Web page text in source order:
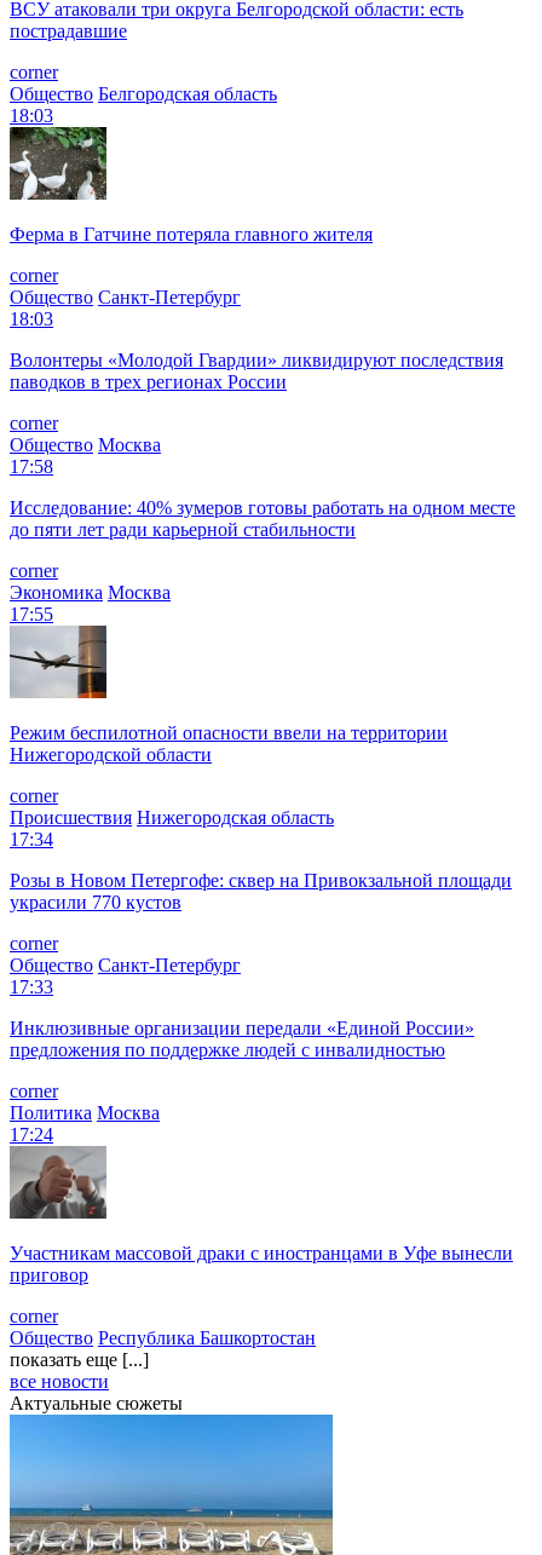
ВСУ атаковали три округа Белгородской области: есть
пострадавшие
corner
Общество Белгородская область
18:03
Ферма в Гатчине потеряла главного жителя
corner
Общество Санкт-Петербург
18:03
Волонтеры «Молодой Гвардии» ликвидируют последствия
паводков в трех регионах России
corner
Общество Москва
17:58
Исследование: 40% зумеров готовы работать на одном месте
до пяти лет ради карьерной стабильности
corner
Экономика Москва
17:55
Режим беспилотной опасности ввели на территории
Нижегородской области
corner
Происшествия Нижегородская область
17:34
Розы в Новом Петергофе: сквер на Привокзальной площади
украсили 770 кустов
corner
Общество Санкт-Петербург
17:33
Инклюзивные организации передали «Единой России»
предложения по поддержке людей с инвалидностью
corner
Политика Москва
17:24
Участникам массовой драки с иностранцами в Уфе вынесли
приговор
corner
Общество Республика Башкортостан
показать еще [...]
все новости
Актуальные сюжеты